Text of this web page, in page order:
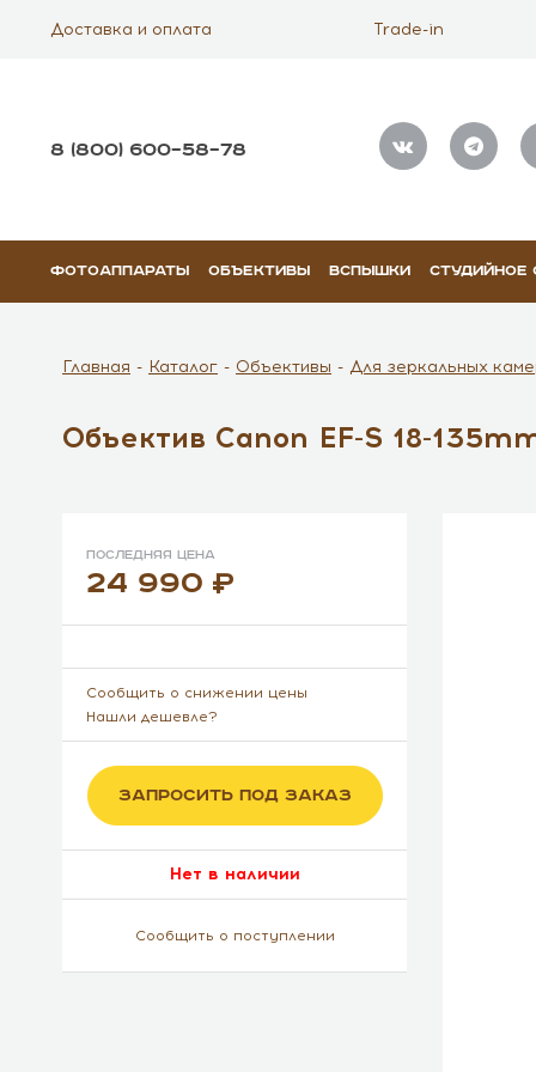
Доставка и оплата Trade-in
8 (800) 600–58–78
ФОТОАППАРАТЫ ОБЪЕКТИВЫ ВСПЫШКИ СТУДИЙНОЕ
Главная Каталог Объективы Для зеркальных
Объектив Canon EF-S 18-
Последняя цена
24 990
Сообщить о снижении цены
Нашли дешевле?
ЗАПРОСИТЬ ПОД ЗАКАЗ
Нет в наличии
Сообщить о поступлении